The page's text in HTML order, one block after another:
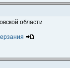
области